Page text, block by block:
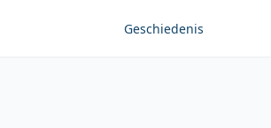
Geschiedenis